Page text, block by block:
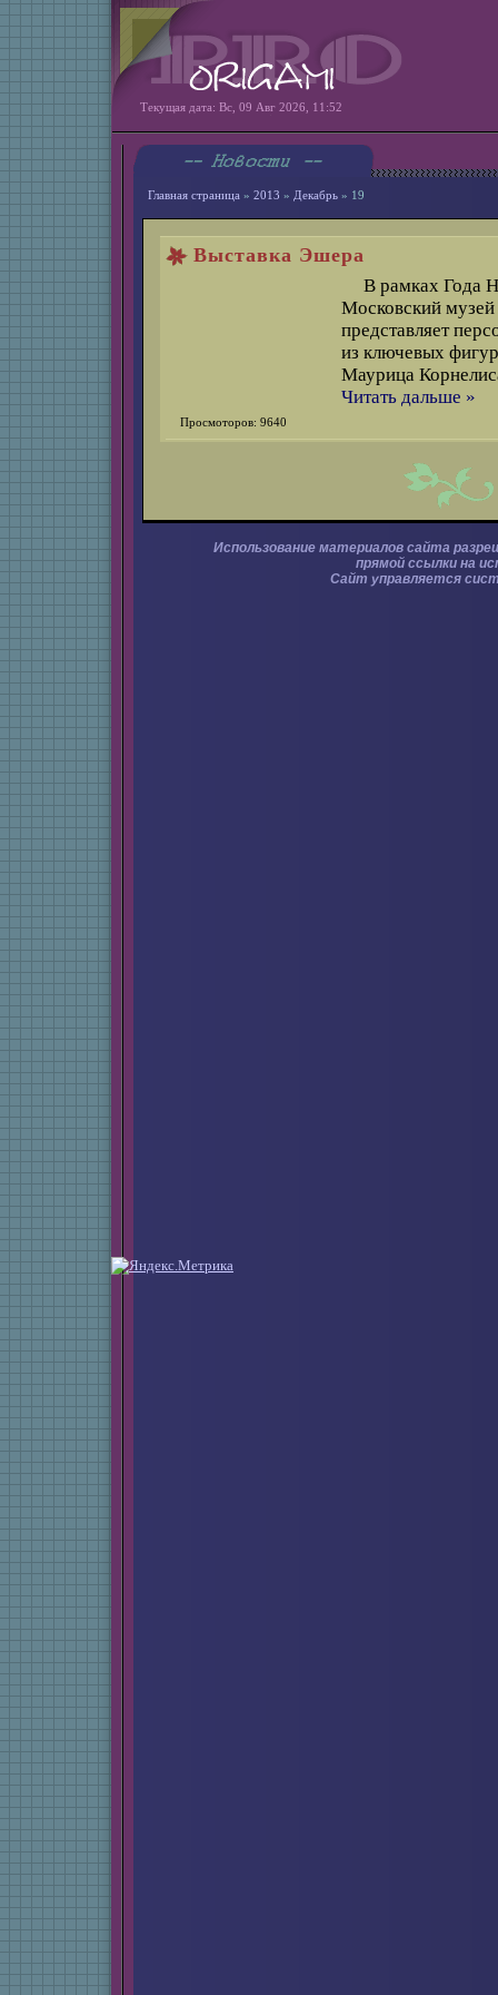
Текущая дата: Вс, 09 Авг 2026, 11:52
Главная страница » 2013 » Декабрь » 19
Выставка Эшера
В рамках Года
Московский музей
представляет
из ключевых
Маурица
Читать дальше »
Просмоторов: 9640
Использование материалов сайта
прямой ссылки на
Сайт управляется